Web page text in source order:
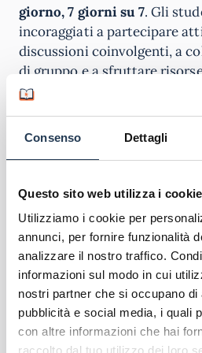
Consenso Dettagli
Questo sito web utilizza i cookie
Utilizziamo i cookie per
annunci, per fornire funzionalità
analizzare il nostro traffico.
informazioni sul modo in cui
nostri partner che si occupano di
pubblicità e social media, i quali
con altre informazioni che hai
raccolto dal tuo utilizzo dei loro
giorno, 7 giorni su 7. Gli
incoraggiati a partecipare
discussioni coinvolgenti, a
di gruppo e a sfruttare
all’avanguardia.
Scopri l'offerta
Corsi di Laurea San